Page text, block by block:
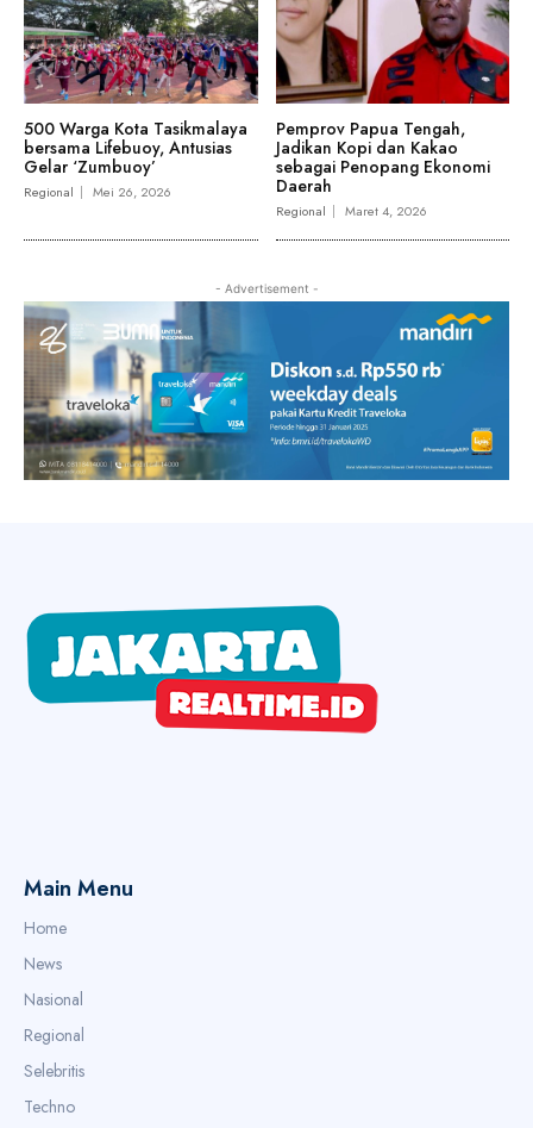
500 Warga Kota Tasikmalaya
bersama Lifebuoy, Antusias
Gelar ‘Zumbuoy’
Regional Mei 26, 2026
Pemprov Papua Tengah,
Jadikan Kopi dan Kakao
sebagai Penopang Ekonomi
Daerah
Regional Maret 4, 2026
- Advertisement -
Main Menu
Home
News
Nasional
Regional
Selebritis
Techno